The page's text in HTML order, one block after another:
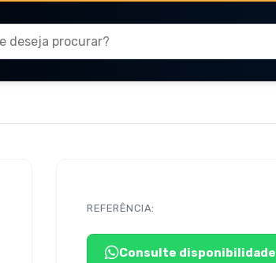
REFERÊNCIA:
Consulte disponibilidade